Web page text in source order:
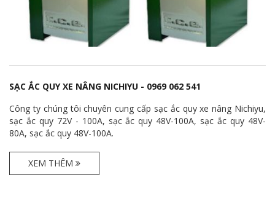
SẠC ẮC QUY XE NÂNG NICHIYU - 0969 062 541
Công ty chúng tôi chuyên cung cấp sạc ắc quy xe nâng Nichiyu,
sạc ắc quy 72V - 100A, sạc ắc quy 48V-100A, sạc ắc quy 48V-
80A, sạc ắc quy 48V-100A.
XEM THÊM